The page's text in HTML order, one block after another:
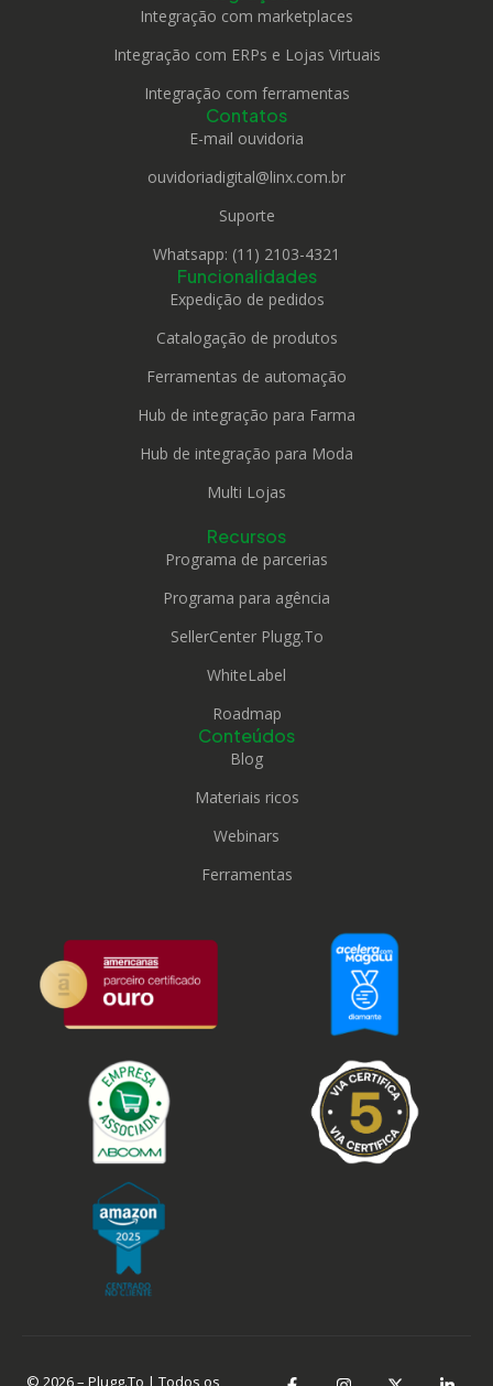
Integração com marketplaces
Integração com ERPs e Lojas Virtuais
Integração com ferramentas
Contatos
E-mail ouvidoria
ouvidoriadigital@linx.com.br
Suporte
Whatsapp: (11) 2103-4321
Funcionalidades
Expedição de pedidos
Catalogação de produtos
Ferramentas de automação
Hub de integração para Farma
Hub de integração para Moda
Multi Lojas
Recursos
Programa de parcerias
Programa para agência
SellerCenter Plugg.To
WhiteLabel
Roadmap
Conteúdos
Blog
Materiais ricos
Webinars
Ferramentas
© 2026 – Plugg.To | Todos os